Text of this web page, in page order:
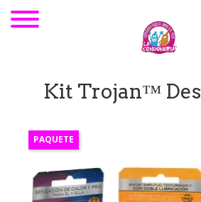
Kit Trojan™
PAQUETE